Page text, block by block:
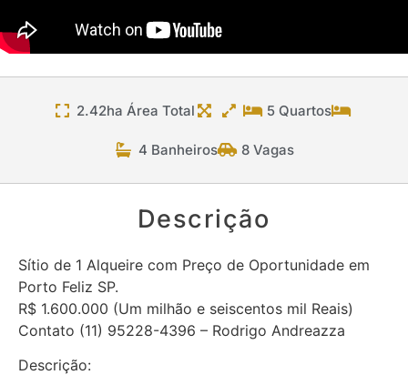
2.42ha Área Total 5 Quartos
4 Banheiros 8 Vagas
Descrição
Sítio de 1 Alqueire com Preço de Oportunidade em
Porto Feliz SP.
R$ 1.600.000 (Um milhão e seiscentos mil Reais)
Contato (11) 95228-4396 – Rodrigo Andreazza
Descrição: